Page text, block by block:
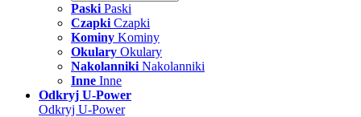
Paski Paski
Czapki Czapki
Kominy Kominy
Okulary Okulary
Nakolanniki Nakolanniki
Inne Inne
Odkryj U-Power
Odkryj U-Power